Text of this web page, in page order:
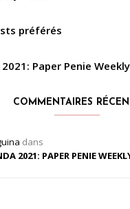
préférés
Paper Penie
COMMENTAIRES
dans
2021: PAPER PENIE